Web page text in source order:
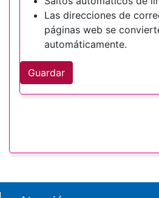
Las direcciones de
páginas web se
automáticamente.
Guardar